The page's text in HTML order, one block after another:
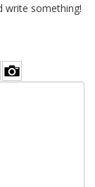
write something!